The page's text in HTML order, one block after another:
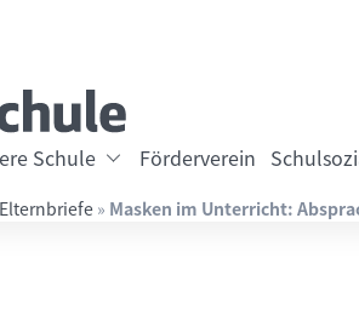
Schule Förderverein
Elternbriefe » Masken im Unterricht: